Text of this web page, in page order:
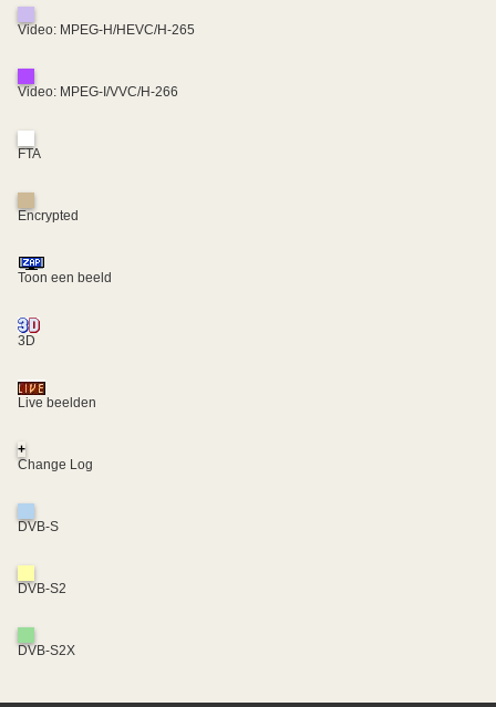
Video: MPEG-H/HEVC/H-265
Video: MPEG-I/VVC/H-266
FTA
Encrypted
Toon een beeld
3D
Live beelden
+
Change Log
DVB-S
DVB-S2
DVB-S2X